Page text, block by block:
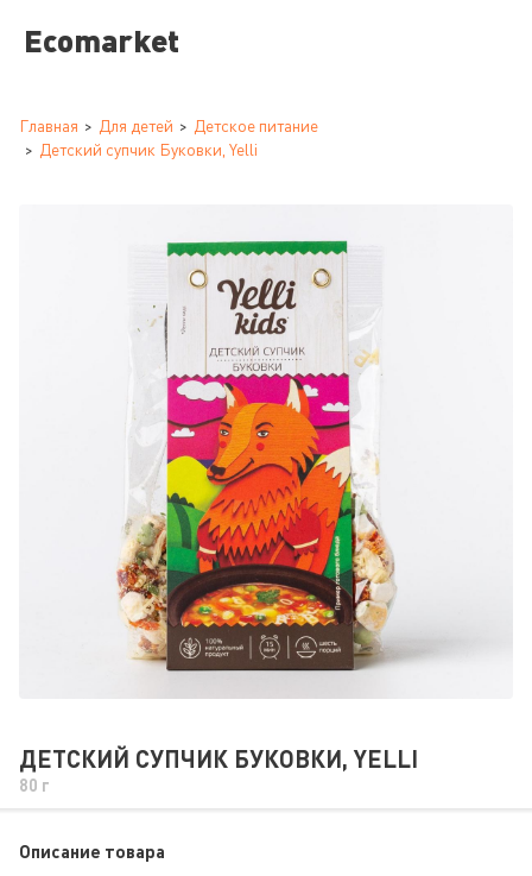
Ecomarket
Главная Для детей
Детское питание
Детский супчик Буковки, Yelli
ДЕТСКИЙ СУПЧИК БУКОВКИ, YELLI
80 г
Описание товара